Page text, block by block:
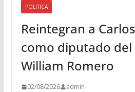
POLITICA
Reintegran a
como diputado del
William Romero
02/08/2026 admin